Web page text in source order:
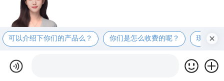
可以介绍下你们的产品么？ 你们是怎么收费的呢？ 现在有